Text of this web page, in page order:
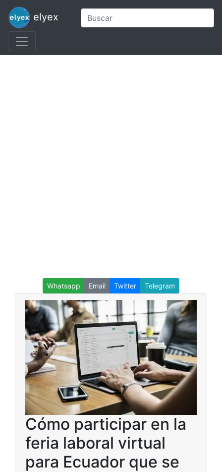
elyex
Whatsapp Email Twitter Telegram
Cómo participar en la
feria laboral virtual
para Ecuador que se